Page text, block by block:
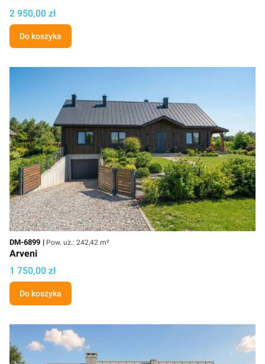
Cena
2 950,00 zł
Do koszyka
Kod
DM-6899 Powierzchnia użytkowa
Pow. uż.: 242,42 m²
Arveni
Cena projektu
1 750,00 zł
Do koszyka